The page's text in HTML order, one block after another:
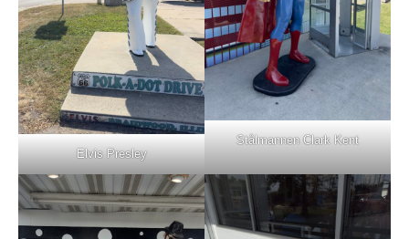
Elvis Presley
Stålmannen Clark Kent